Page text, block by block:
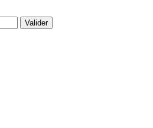
Valider